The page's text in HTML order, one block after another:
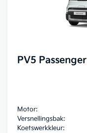
PV5 Passenger
Motor:
Versnellingsbak:
Koetswerkkleur: